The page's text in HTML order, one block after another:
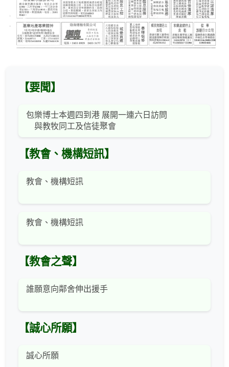
【要聞】
包樂博士本週四到港 展開一連六日訪問
與教牧同工及信徒聚會
【教會、機構短訊】
教會、機構短訊
教會、機構短訊
【教會之聲】
誰願意向鄰舍伸出援手
【誠心所願】
誠心所願